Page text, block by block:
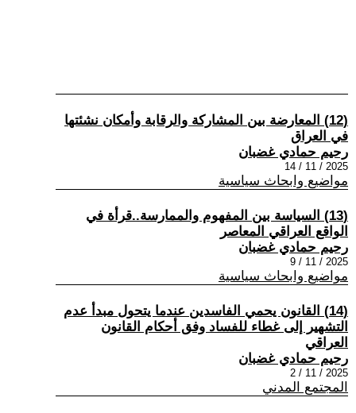
(12) المعارضة بين المشاركة والرقابة وأمكان نشئتها
في العراق
رحيم حمادي غضبان
2025 / 11 / 14
مواضيع وابحاث سياسية
(13) السياسة بين المفهوم والممارسة..قرأة في
الواقع العراقي المعاصر
رحيم حمادي غضبان
2025 / 11 / 9
مواضيع وابحاث سياسية
(14) القانون يحمي الفاسدين عندما يتحول مبدأ عدم
التشهير إلى غطاء للفساد وفق أحكام القانون
العراقي
رحيم حمادي غضبان
2025 / 11 / 2
المجتمع المدني